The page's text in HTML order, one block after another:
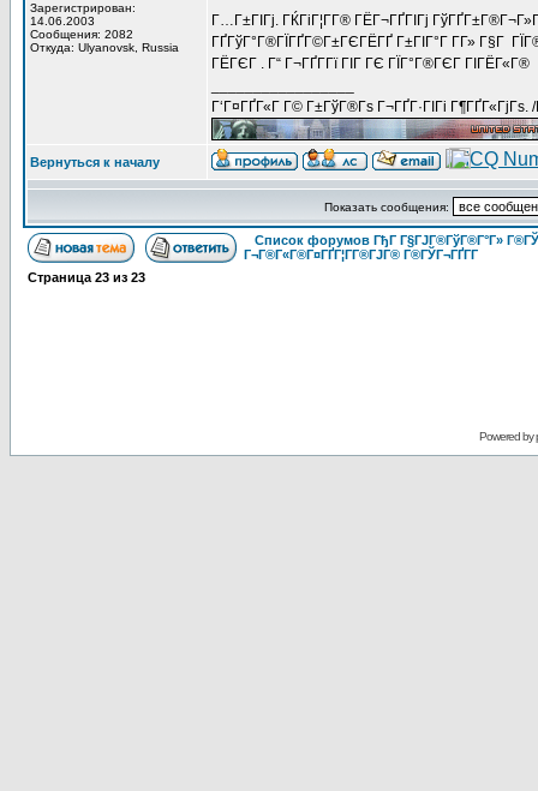
Зарегистрирован:
14.06.2003
Сообщения: 2082
Откуда: Ulyanovsk, Russia
Г…Г±ГІГј. ГЌГіГ¦Г­Г® ГЁГ¬ГҐГІГј
ГҐГўГ°Г®ГЇГҐГ©Г±ГЄГЁГҐ Г±ГІГ°Г Г­Г» Г§Г
ГЁГЄГ . Г“ Г¬ГҐГ­Гї ГІГ ГЄ ГЇГ°Г®ГЄГ ГІГЁГ«Г®
Г‘Г¤ГҐГ«Г Г© Г±ГўГ®Гѕ Г¬ГҐГ·ГІГі Г¶ГҐГ«ГјГѕ.
Вернуться к началу
Показать сообщения:
Список форумов ГђГ Г§ГЈГ®ГўГ®Г°Г»
Г¬Г®Г«Г®Г¤ГҐГ¦Г­Г®ГЈГ® Г®ГЎГ¬ГҐГ­Г
Страница 23 из 23
Powered by